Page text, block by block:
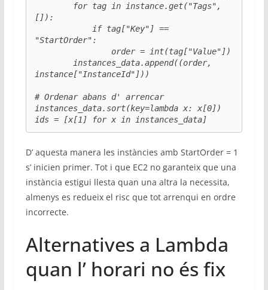
for tag in instance.get("Tags",
[]):
if tag["Key"] ==
"StartOrder":
order = int(tag["Value"])
instances_data.append((order,
instance["InstanceId"]))
# Ordenar abans d' arrencar
instances_data.sort(key=lambda x: x[0])
ids = [x[1] for x in instances_data]
D’ aquesta manera les instàncies amb StartOrder = 1
s’ inicien primer. Tot i que EC2 no garanteix que una
instància estigui llesta quan una altra la necessita,
almenys es redueix el risc que tot arrenqui en ordre
incorrecte.
Alternatives a Lambda
quan l’ horari no és fix